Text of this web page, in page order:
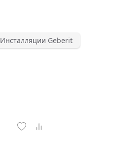
Инсталляции Geberit